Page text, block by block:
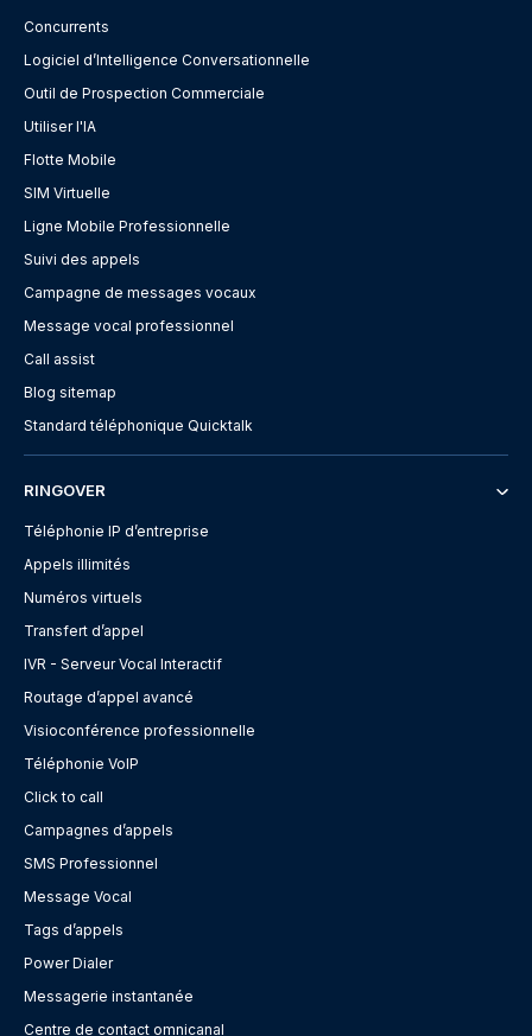
Concurrents
Logiciel d’Intelligence Conversationnelle
Outil de Prospection Commerciale
Utiliser l'IA
Flotte Mobile
SIM Virtuelle
Ligne Mobile Professionnelle
Suivi des appels
Campagne de messages vocaux
Message vocal professionnel
Call assist
Blog sitemap
Standard téléphonique Quicktalk
RINGOVER
Téléphonie IP d’entreprise
Appels illimités
Numéros virtuels
Transfert d’appel
IVR - Serveur Vocal Interactif
Routage d’appel avancé
Visioconférence professionnelle
Téléphonie VoIP
Click to call
Campagnes d’appels
SMS Professionnel
Message Vocal
Tags d’appels
Power Dialer
Messagerie instantanée
Centre de contact omnicanal